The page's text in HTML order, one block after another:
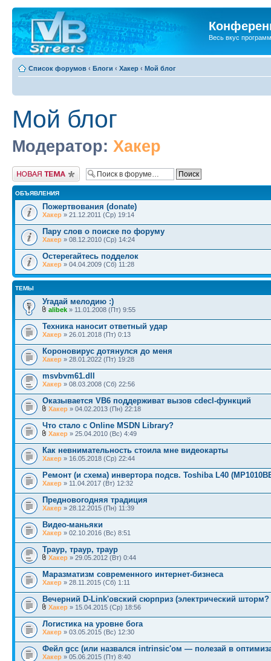
Весь вкус
Список форумов ‹ Блоги ‹ Хакер ‹ Мой блог
Мой блог
Модератор: Хакер
Новая тема
ОБЪЯВЛЕНИЯ
Пожертвования (donate)
Хакер » 21.12.2011 (Ср) 19:14
Пару слов о поиске по форуму
Хакер » 08.12.2010 (Ср) 14:24
Остерегайтесь подделок
Хакер » 04.04.2009 (Сб) 11:28
ТЕМЫ
Угадай мелодию :)
alibek » 11.01.2008 (Пт) 9:55
Техника наносит ответный удар
Хакер » 26.01.2018 (Пт) 0:13
Короновирус дотянулся до меня
Хакер » 28.01.2022 (Пт) 19:28
msvbvm61.dll
Хакер » 08.03.2008 (Сб) 22:56
Оказывается VB6 поддерживат вызов cdecl-функций
Хакер » 04.02.2013 (Пн) 22:18
Что стало с Online MSDN Library?
Хакер » 25.04.2010 (Вс) 4:49
Как невнимательность стоила мне видеокарты
Хакер » 16.05.2018 (Ср) 22:44
Ремонт (и схема) инвертора подсв. Toshiba L40
Хакер » 11.04.2017 (Вт) 12:32
Предновогодняя традиция
Хакер » 28.12.2015 (Пн) 11:39
Видео-маньяки
Хакер » 02.10.2016 (Вс) 8:51
Траур, траур, траур
Хакер » 29.05.2012 (Вт) 0:44
Маразматизм современного интернет-бизнеса
Хакер » 28.11.2015 (Сб) 1:11
Вечерний D-Link'овский сюрприз (электрический шторм?
Хакер » 15.04.2015 (Ср) 18:56
Логистика на уровне бога
Хакер » 03.05.2015 (Вс) 12:30
Фейл gcc (или назвался intrinsic'ом — полезай в
Хакер » 05.06.2015 (Пт) 8:40